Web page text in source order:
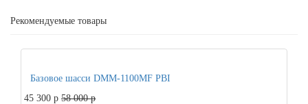
Рекомендуемые товары
Базовое шасси DMM-1100MF PBI
45 300 p 58 000 p